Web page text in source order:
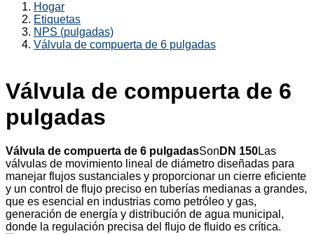
Hogar
Etiquetas
NPS (pulgadas)
Válvula de compuerta de 6 pulgadas
Válvula de compuerta de 6
pulgadas
Válvula de compuerta de 6 pulgadasSon DN 150Las
válvulas de movimiento lineal de diámetro diseñadas para
manejar flujos sustanciales y proporcionar un cierre eficiente
y un control de flujo preciso en tuberías medianas a grandes,
que es esencial en industrias como petróleo y gas,
generación de energía y distribución de agua municipal,
donde la regulación precisa del flujo de fluido es crítica.